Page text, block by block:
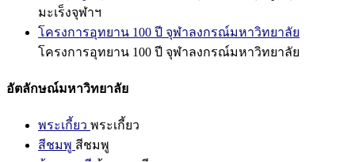
มะเร็งจุฬาฯ
โครงการอุทยาน 100 ปี จุฬาลงกรณ์มหาวิทยาลัย
โครงการอุทยาน 100 ปี จุฬาลงกรณ์มหาวิทยาลัย
อัตลักษณ์มหาวิทยาลัย
พระเกี้ยว พระเกี้ยว
สีชมพู สีชมพู